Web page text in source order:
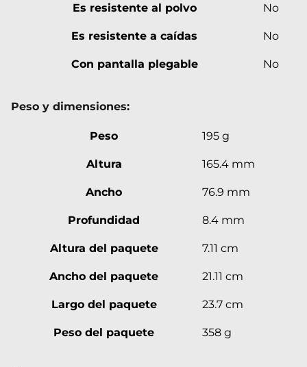
Es resistente al polvo No
Es resistente a caídas No
Con pantalla plegable No
Peso y dimensiones:
Peso 195 g
Altura 165.4 mm
Ancho 76.9 mm
Profundidad 8.4 mm
Altura del paquete 7.11 cm
Ancho del paquete 21.11 cm
Largo del paquete 23.7 cm
Peso del paquete 358 g